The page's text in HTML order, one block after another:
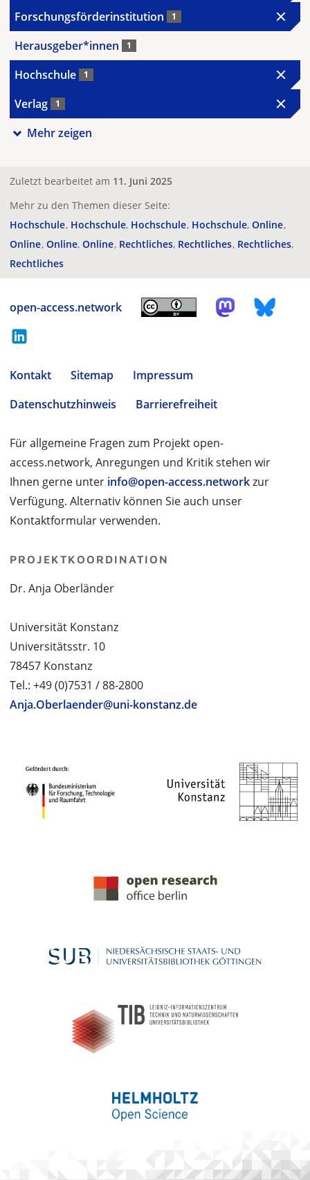
Forschungsförderinstitution 1
Herausgeber*innen 1
Hochschule 1
Verlag 1
Mehr zeigen
Zuletzt bearbeitet am 11. Juni 2025
Mehr zu den Themen dieser Seite:
Hochschule Hochschule Hochschule Hochschule Online
Online Online Online Rechtliches Rechtliches Rechtliches
Rechtliches
open-access.network
Kontakt Sitemap
Impressum
Datenschutzhinweis
Barrierefreiheit
Für allgemeine Fragen zum Projekt open-
access.network, Anregungen und Kritik stehen wir
Ihnen gerne unter info@open-access.networkzur
Verfügung. Alternativ können Sie auch unser
Kontaktformular verwenden.
PROJEKTKOORDINATION
Dr. Anja Oberländer
Universität Konstanz
Universitätsstr. 10
78457 Konstanz
Tel.: +49 (0)7531 / 88-2800
Anja.Oberlaender@uni-konstanz.de